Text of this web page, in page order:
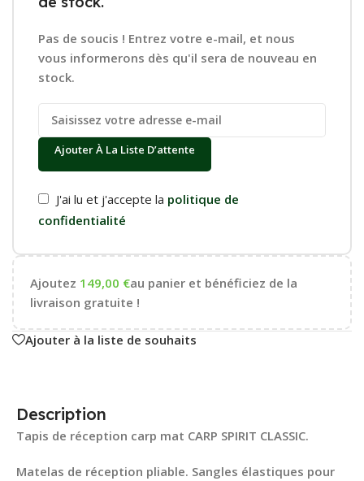
Pas de soucis ! Entrez votre e-mail, et nous
vous informerons dès qu'il sera de nouveau en
stock.
Ajouter À La Liste D’attente
J'ai lu et j'accepte la politique de
confidentialité
Ajoutez 149,00 €au panier et bénéficiez de la
livraison gratuite !
Ajouter à la liste de souhaits
Description
Tapis de réception carp mat CARP SPIRIT CLASSIC.
Matelas de réception pliable. Sangles élastiques pour